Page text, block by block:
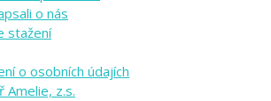
o nás
stažení
o osobních údajích
Amelie, z.s.